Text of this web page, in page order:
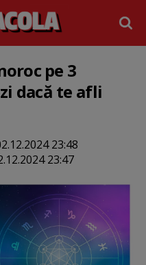
pe 3
dacă te afli
23:48
23:47